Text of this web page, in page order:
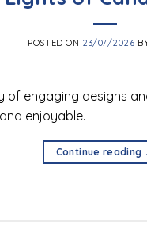
POSTED ON 23/07/2026
of engaging designs
enjoyable.
Continue reading